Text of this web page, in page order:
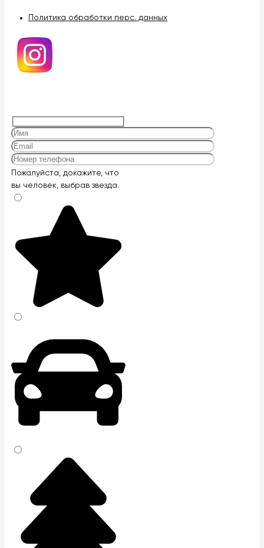
Политика обработки перс. данных
Оставьте
это
поле
Пожалуйста, докажите, что
вы человек, выбравзвезда.